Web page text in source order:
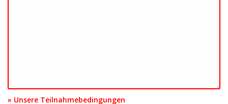
» Unsere Teilnahmebedingungen